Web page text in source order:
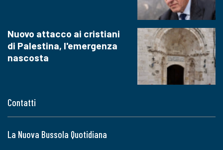
Contatti
La Nuova Bussola Quotidiana
Nuovo attacco ai cristiani
di Palestina, l'emergenza
nascosta